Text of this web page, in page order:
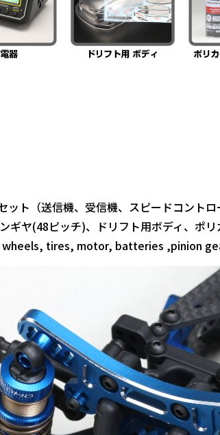
ト（送信機、受信機、スピードコント
ギヤ(48ピッチ)、ドリフト用ボディ、ポ
tires, motor, batteries ,pinion